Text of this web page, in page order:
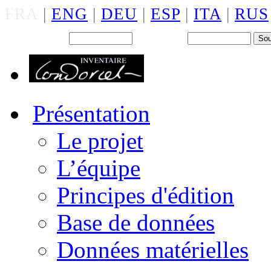
| ENG | DEU | ESP | ITA | RUS
Présentation
Le projet
L’équipe
Principes d'édition
Base de données
Données matérielles